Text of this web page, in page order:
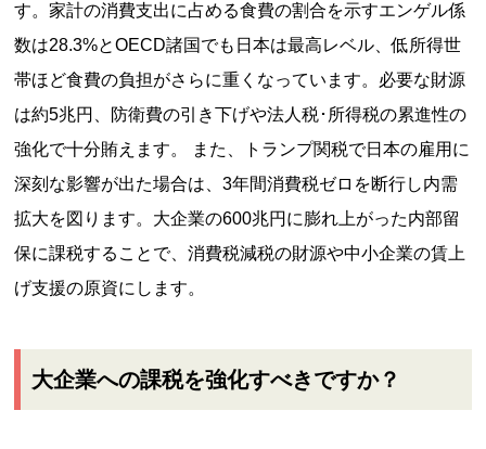
す。家計の消費支出に占める食費の割合を示すエンゲル係
数は28.3%とOECD諸国でも日本は最高レベル、低所得世
帯ほど食費の負担がさらに重くなっています。必要な財源
は約5兆円、防衛費の引き下げや法人税･所得税の累進性の
強化で十分賄えます。 また、トランプ関税で日本の雇用に
深刻な影響が出た場合は、3年間消費税ゼロを断行し内需
拡大を図ります。大企業の600兆円に膨れ上がった内部留
保に課税することで、消費税減税の財源や中小企業の賃上
げ支援の原資にします。
大企業への課税を強化すべきですか？